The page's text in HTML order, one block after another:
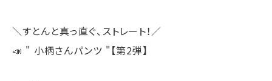
＼すとんと真っ直ぐ、ストレート！／
📣 " 小柄さんパンツ "【第2弾】